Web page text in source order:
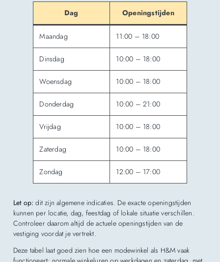
Dag Openingstijden
Maandag 11:00 – 18:00
Dinsdag 10:00 – 18:00
Woensdag 10:00 – 18:00
Donderdag 10:00 – 21:00
Vrijdag 10:00 – 18:00
Zaterdag 10:00 – 18:00
Zondag 12:00 – 17:00
Let op: dit zijn algemene indicaties. De exacte openingstijden
kunnen per locatie, dag, feestdag of lokale situatie verschillen.
Controleer daarom altijd de actuele openingstijden van de
vestiging voordat je vertrekt.
Deze tabel laat goed zien hoe een modewinkel als H&M vaak